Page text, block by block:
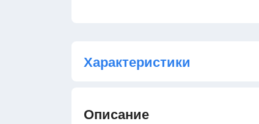
Характеристики
Описание